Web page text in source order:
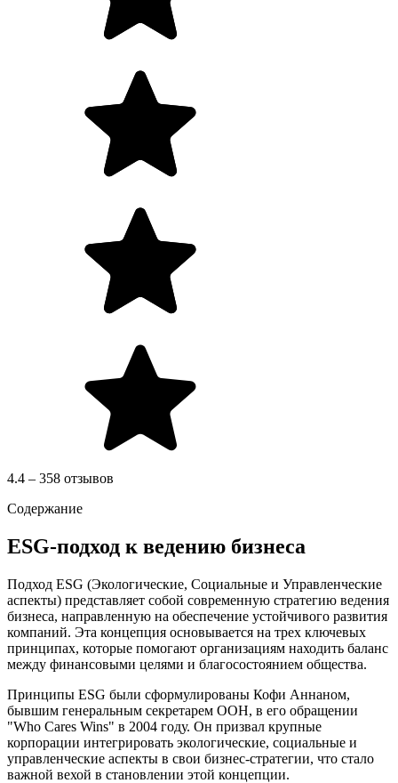
4.4 – 358 отзывов
Содержание
ESG-подход к ведению бизнеса
Подход ESG (Экологические, Социальные и Управленческие
аспекты) представляет собой современную стратегию ведения
бизнеса, направленную на обеспечение устойчивого развития
компаний. Эта концепция основывается на трех ключевых
принципах, которые помогают организациям находить баланс
между финансовыми целями и благосостоянием общества.
Принципы ESG были сформулированы Кофи Аннаном,
бывшим генеральным секретарем ООН, в его обращении
"Who Cares Wins" в 2004 году. Он призвал крупные
корпорации интегрировать экологические, социальные и
управленческие аспекты в свои бизнес-стратегии, что стало
важной вехой в становлении этой концепции.